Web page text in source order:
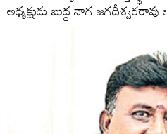
అధ్యక్షుడు బుద్ద నాగ